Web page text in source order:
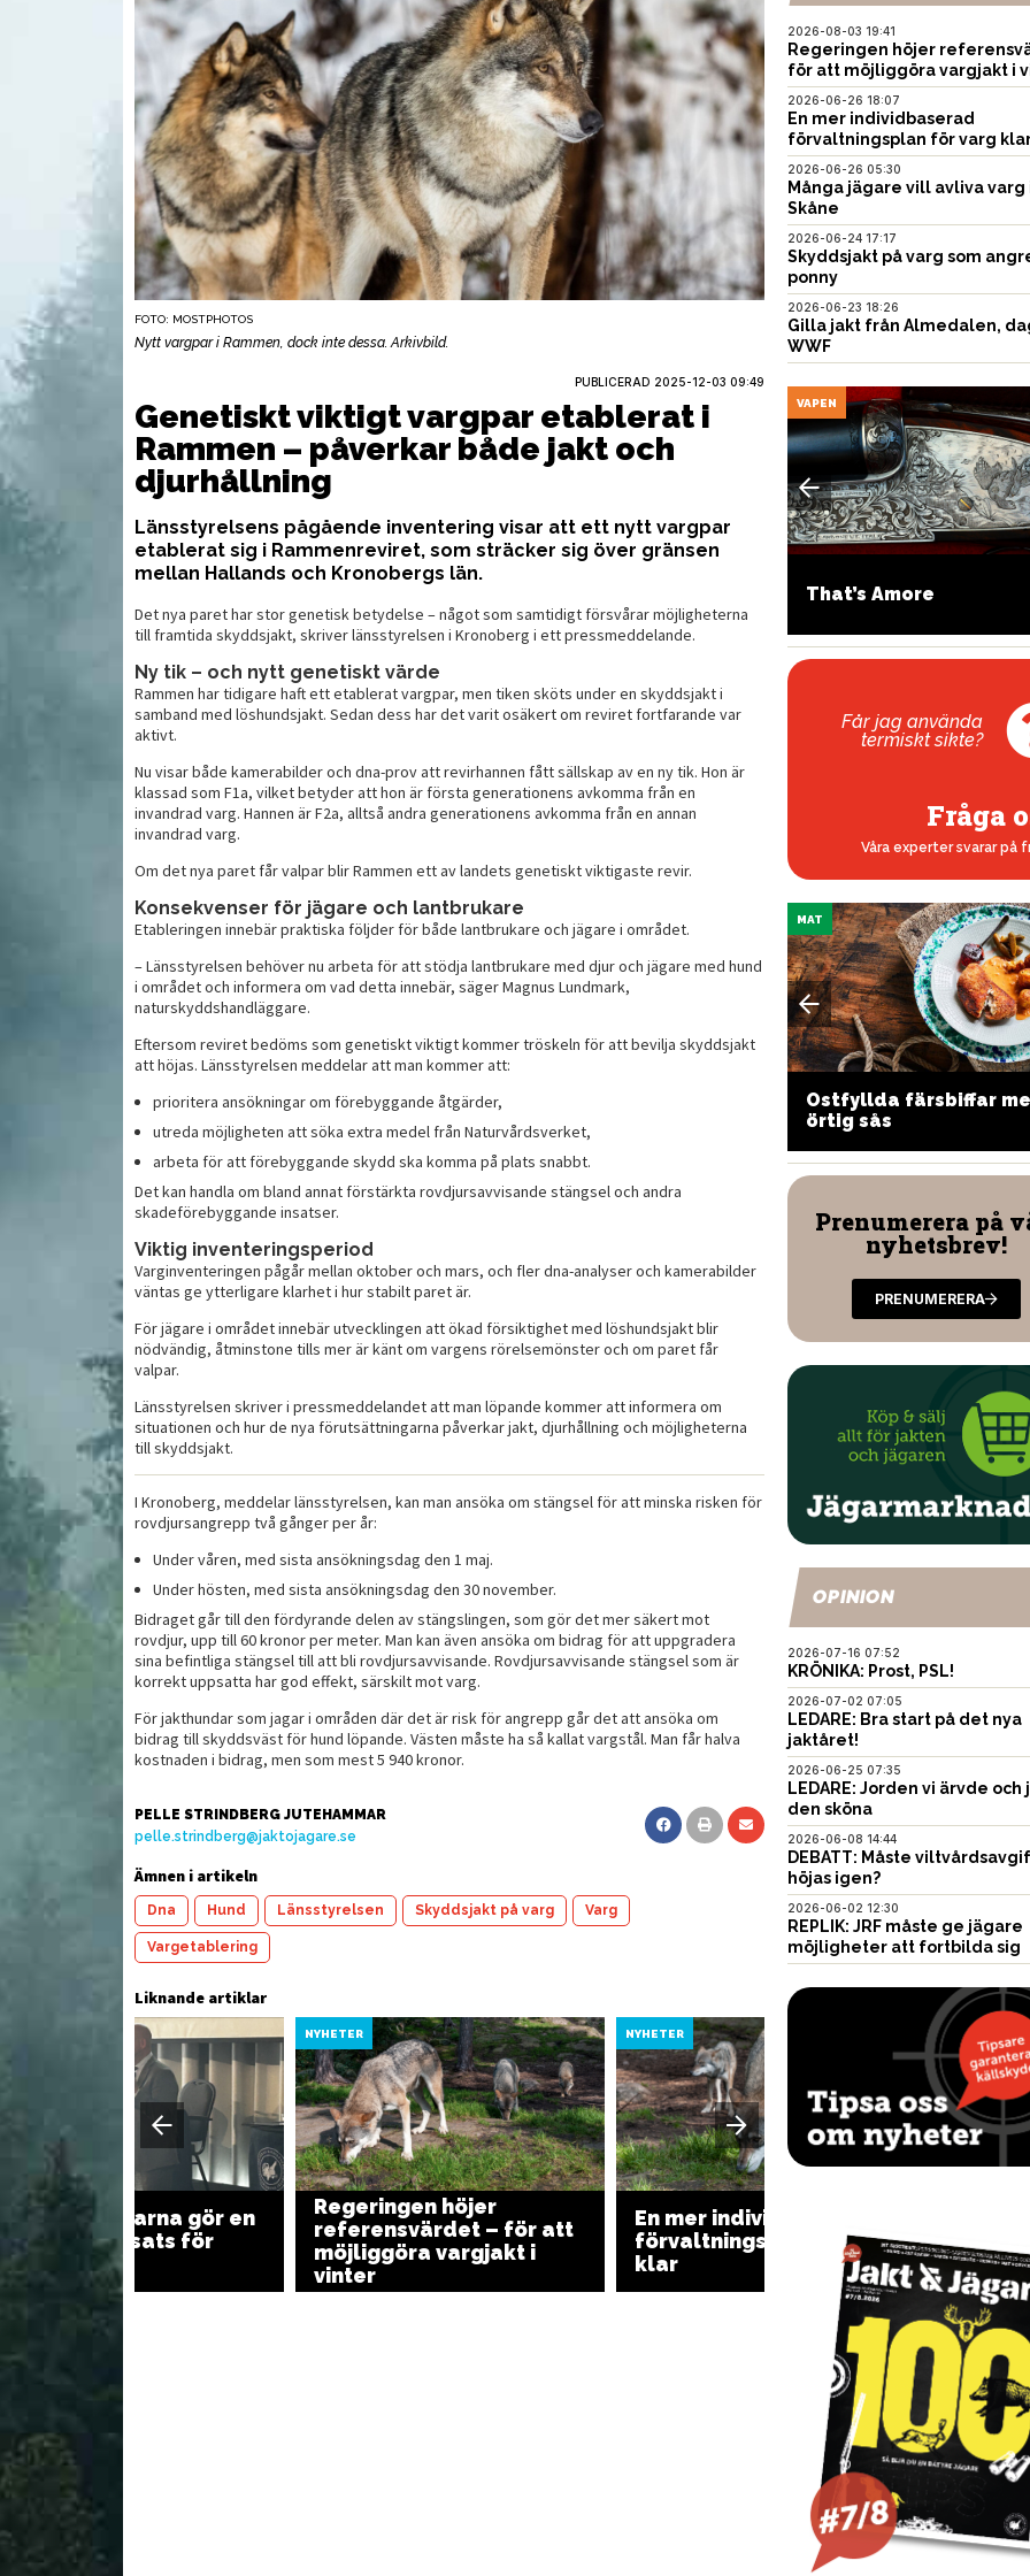
FOTO: MOSTPHOTOS
Nytt vargpar i Rammen, dock inte dessa. Arkivbild.
PUBLICERAD 2025-12-03 09:49
Genetiskt viktigt vargpar etablerat i
Rammen – påverkar både jakt och
djurhållning
Länsstyrelsens pågående inventering visar att ett nytt vargpar
etablerat sig i Rammenreviret, som sträcker sig över gränsen
mellan Hallands och Kronobergs län.
Det nya paret har stor genetisk betydelse – något som samtidigt försvårar möjligheterna
till framtida skyddsjakt, skriver länsstyrelsen i Kronoberg i ett pressmeddelande.
Ny tik – och nytt genetiskt värde
Rammen har tidigare haft ett etablerat vargpar, men tiken sköts under en skyddsjakt i
samband med löshundsjakt. Sedan dess har det varit osäkert om reviret fortfarande var
aktivt.
Nu visar både kamerabilder och dna-prov att revirhannen fått sällskap av en ny tik. Hon är
klassad som F1a, vilket betyder att hon är första generationens avkomma från en
invandrad varg. Hannen är F2a, alltså andra generationens avkomma från en annan
invandrad varg.
Om det nya paret får valpar blir Rammen ett av landets genetiskt viktigaste revir.
Konsekvenser för jägare och lantbrukare
Etableringen innebär praktiska följder för både lantbrukare och jägare i området.
– Länsstyrelsen behöver nu arbeta för att stödja lantbrukare med djur och jägare med hund
i området och informera om vad detta innebär, säger Magnus Lundmark,
naturskyddshandläggare.
Eftersom reviret bedöms som genetiskt viktigt kommer tröskeln för att bevilja skyddsjakt
att höjas. Länsstyrelsen meddelar att man kommer att:
prioritera ansökningar om förebyggande åtgärder,
utreda möjligheten att söka extra medel från Naturvårdsverket,
arbeta för att förebyggande skydd ska komma på plats snabbt.
Det kan handla om bland annat förstärkta rovdjursavvisande stängsel och andra
skadeförebyggande insatser.
Viktig inventeringsperiod
Varginventeringen pågår mellan oktober och mars, och fler dna-analyser och kamerabilder
väntas ge ytterligare klarhet i hur stabilt paret är.
För jägare i området innebär utvecklingen att ökad försiktighet med löshundsjakt blir
nödvändig, åtminstone tills mer är känt om vargens rörelsemönster och om paret får
valpar.
Länsstyrelsen skriver i pressmeddelandet att man löpande kommer att informera om
situationen och hur de nya förutsättningarna påverkar jakt, djurhållning och möjligheterna
till skyddsjakt.
I Kronoberg, meddelar länsstyrelsen, kan man ansöka om stängsel för att minska risken för
rovdjursangrepp två gånger per år:
Under våren, med sista ansökningsdag den 1 maj.
Under hösten, med sista ansökningsdag den 30 november.
Bidraget går till den fördyrande delen av stängslingen, som gör det mer säkert mot
rovdjur, upp till 60 kronor per meter. Man kan även ansöka om bidrag för att uppgradera
sina befintliga stängsel till att bli rovdjursavvisande. Rovdjursavvisande stängsel som är
korrekt uppsatta har god effekt, särskilt mot varg.
För jakthundar som jagar i områden där det är risk för angrepp går det att ansöka om
bidrag till skyddsväst för hund löpande. Västen måste ha så kallat vargstål. Man får halva
kostnaden i bidrag, men som mest 5 940 kronor.
PELLE STRINDBERG JUTEHAMMAR
pelle.strindberg@jaktojagare.se
Ämnen i artikeln
Dna Hund Länsstyrelsen Skyddsjakt på varg Varg
Vargetablering
Liknande artiklar
Jägarna gör en
insats för
NYHETER
Regeringen höjer
referensvärdet – för att
möjliggöra vargjakt i
vinter
NYHETER
En mer individbaserad
förvaltningsplan för varg
klar
NYHETER
varg i
2026-08-03 19:41
Regeringen höjer
för att möjliggöra vargjakt i
2026-06-26 18:07
En mer individbaserad
förvaltningsplan för varg
2026-06-26 05:30
Många jägare vill avliva varg
Skåne
2026-06-24 17:17
Skyddsjakt på varg som
ponny
2026-06-23 18:26
Gilla jakt från Almedalen,
WWF
AMMUNITION UTRUSTNING VAPEN
That’s Amore
Får jag använda
termiskt sikte?
Fråga
Våra experter svarar på
Gås i sousvide med
ljummen potatissallad
Banh Mi med
vildsvinskarré
MAT
Ostfyllda färsbiffar
örtig sås
Prenumerera på
nyhetsbrev!
PRENUMERERA
OPINION
2026-07-16 07:52
KRÖNIKA: Prost, PSL!
2026-07-02 07:05
LEDARE: Bra start på det nya
jaktåret!
2026-06-25 07:35
LEDARE: Jorden vi ärvde och
den sköna
2026-06-08 14:44
DEBATT: Måste
höjas igen?
2026-06-02 12:30
REPLIK: JRF måste ge jägare
möjligheter att fortbilda sig